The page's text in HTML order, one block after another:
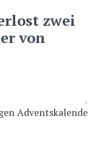
zwei
von